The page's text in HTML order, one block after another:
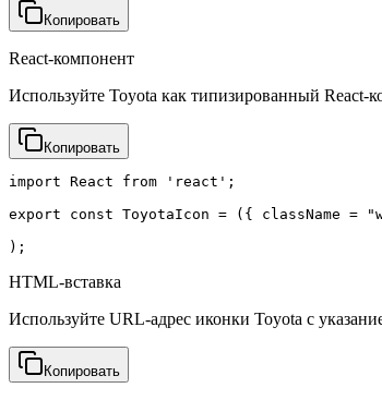
Копировать
React-компонент
Используйте Toyota как типизированный React-
Копировать
import React from 'react';
export const ToyotaIcon = ({ className
);
HTML-вставка
Используйте URL-адрес иконки Toyota с
Копировать